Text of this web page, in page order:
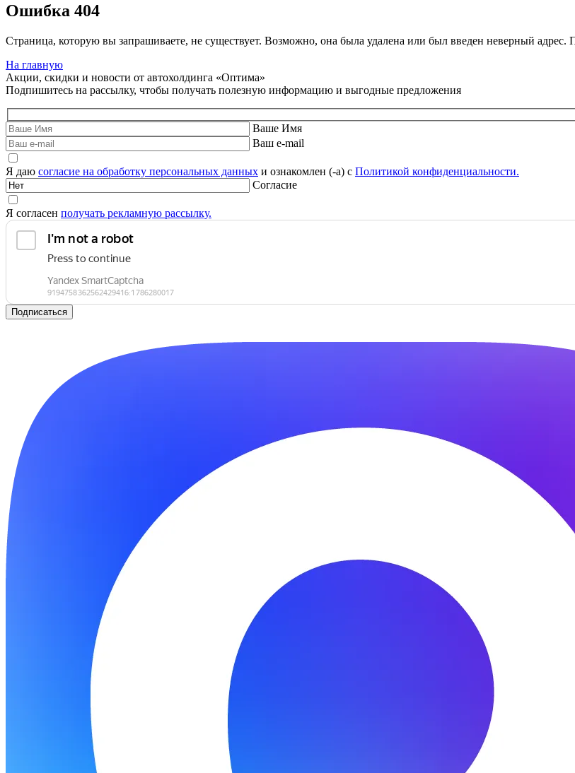
Ошибка 404
Страница, которую вы запрашиваете, не существует. Возможно, она была удалена или был введен неверный
На главную
Акции, скидки и новости от автохолдинга «Оптима»
Подпишитесь на рассылку, чтобы получать полезную информацию и выгодные предложения
Ваше Имя
Ваш e-mail
Я даю согласие на обработку персональных данных и ознакомлен (-а) с Политикой конфиденциальности.
Согласие
Я согласен получать рекламную рассылку.